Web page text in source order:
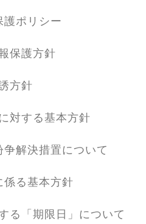
護ポリシー
保護方針
方針
対する基本方針
解決措置について
係る基本方針
る「期限日」について